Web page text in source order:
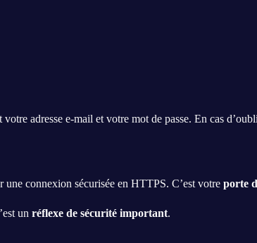
adresse e-mail et votre mot de passe. En cas
connexion sécurisée en HTTPS. C’est votre porte
un réflexe de sécurité important.